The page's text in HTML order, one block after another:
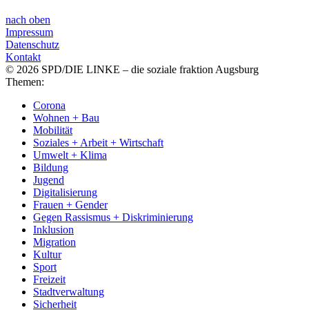
nach oben
Impressum
Datenschutz
Kontakt
© 2026 SPD/DIE LINKE – die soziale fraktion Augsburg
Themen:
Corona
Wohnen + Bau
Mobilität
Soziales + Arbeit + Wirtschaft
Umwelt + Klima
Bildung
Jugend
Digitalisierung
Frauen + Gender
Gegen Rassismus + Diskriminierung
Inklusion
Migration
Kultur
Sport
Freizeit
Stadtverwaltung
Sicherheit